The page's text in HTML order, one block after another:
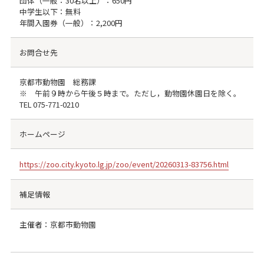
中学生以下：無料
年間入園券（一般）：2,200円
お問合せ先
京都市動物園 総務課
※ 午前９時から午後５時まで。ただし，動物園休園日を除く。
TEL075-771-0210
ホームページ
https://zoo.city.kyoto.lg.jp/zoo/event/20260313-83756.html
補足情報
主催者：京都市動物園